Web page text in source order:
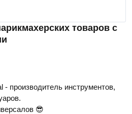
товаров с
- производитель инструментов,
😎